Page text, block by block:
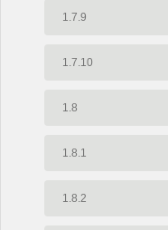
1.7.9
1.7.10
1.8
1.8.1
1.8.2